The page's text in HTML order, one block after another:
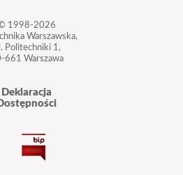
1998-2026
Warszawska,
Politechniki 1,
661 Warszawa
Deklaracja